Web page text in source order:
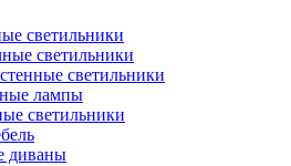
светильники
светильники
светильники
лампы
светильники
диваны